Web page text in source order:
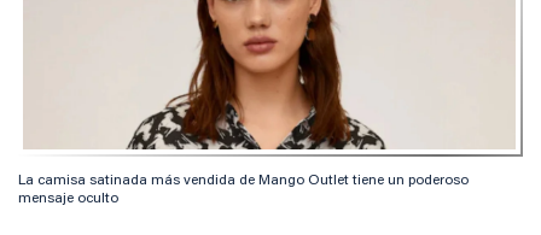
La camisa satinada más vendida de Mango Outlet tiene un poderoso
mensaje oculto